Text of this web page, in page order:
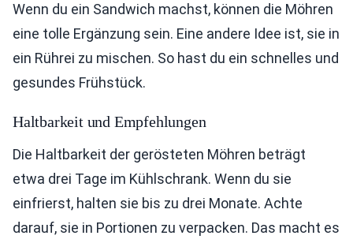
Wenn du ein Sandwich machst, können die Möhren
eine tolle Ergänzung sein. Eine andere Idee ist, sie in
ein Rührei zu mischen. So hast du ein schnelles und
gesundes Frühstück.
Haltbarkeit und Empfehlungen
Die Haltbarkeit der gerösteten Möhren beträgt
etwa drei Tage im Kühlschrank. Wenn du sie
einfrierst, halten sie bis zu drei Monate. Achte
darauf, sie in Portionen zu verpacken. Das macht es